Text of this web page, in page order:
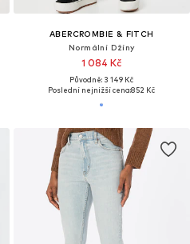
ABERCROMBIE & FITCH
Normální Džíny
1 084 Kč
Původně: 3 149 Kč
Poslední nejnižší cena:852 Kč